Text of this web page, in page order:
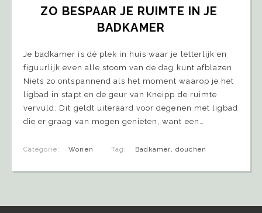
ZO BESPAAR JE RUIMTE IN JE
BADKAMER
Je badkamer is dé plek in huis waar je letterlijk en
figuurlijk even alle stoom van de dag kunt afblazen.
Niets zo ontspannend als het moment waarop je het
ligbad in stapt en de geur van Kneipp de ruimte
vervuld. Dit geldt uiteraard voor degenen met ligbad
die er graag van mogen genieten, want een…
Categorie: Wonen Tag: Badkamer,douchen